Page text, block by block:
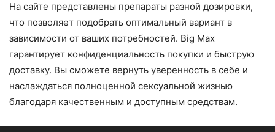
На сайте представлены препараты разной дозировки,
что позволяет подобрать оптимальный вариант в
зависимости от ваших потребностей. Big Max
гарантирует конфиденциальность покупки и быструю
доставку. Вы сможете вернуть уверенность в себе и
наслаждаться полноценной сексуальной жизнью
благодаря качественным и доступным средствам.